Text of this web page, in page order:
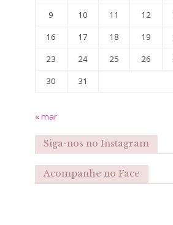
9
10 11 12
16
17 18 19
23
24 25 26
30
31
« mar
Siga-nos no Instagram
Acompanhe no Face